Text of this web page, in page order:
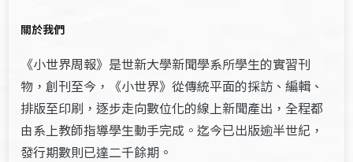
關於我們
《小世界周報》是世新大學新聞學系所學生的實習刊
物，創刊至今，《小世界》從傳統平面的採訪、編輯、
排版至印刷，逐步走向數位化的線上新聞產出，全程都
由系上教師指導學生動手完成。迄今已出版逾半世紀，
發行期數則已達二千餘期。